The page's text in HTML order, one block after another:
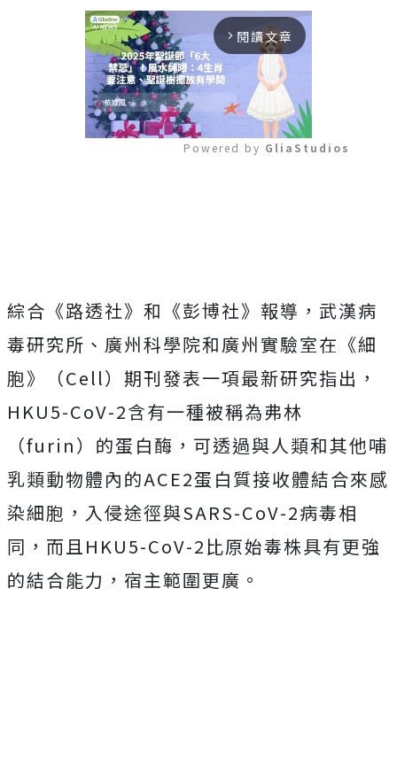
arrow_forward_ios 閱讀文章
Powered by GliaStudios
綜合《路透社》和《彭博社》報導，武漢病
毒研究所、廣州科學院和廣州實驗室在《細
胞》（Cell）期刊發表一項最新研究指出，
HKU5-CoV-2含有一種被稱為弗林
（furin）的蛋白酶，可透過與人類和其他哺
乳類動物體內的ACE2蛋白質接收體結合來感
染細胞，入侵途徑與SARS-CoV-2病毒相
同，而且HKU5-CoV-2比原始毒株具有更強
的結合能力，宿主範圍更廣。